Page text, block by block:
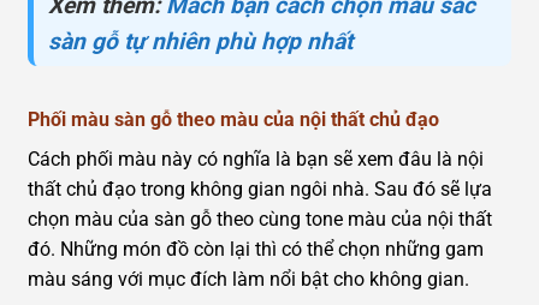
sàn gỗ tự nhiên phù hợp nhất
Phối màu sàn gỗ theo màu của nội thất chủ đạo
Cách phối màu này có nghĩa là bạn sẽ xem đâu là nội
thất chủ đạo trong không gian ngôi nhà. Sau đó sẽ lựa
chọn màu của sàn gỗ theo cùng tone màu của nội thất
đó. Những món đồ còn lại thì có thể chọn những gam
màu sáng với mục đích làm nổi bật cho không gian.